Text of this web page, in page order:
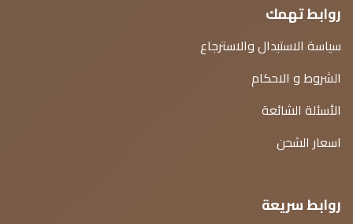
روابط تهمك
سياسة الاستبدال والاسترجاع
الشروط و الاحكام
الأسئلة الشائعة
اسعار الشحن
روابط سريعة